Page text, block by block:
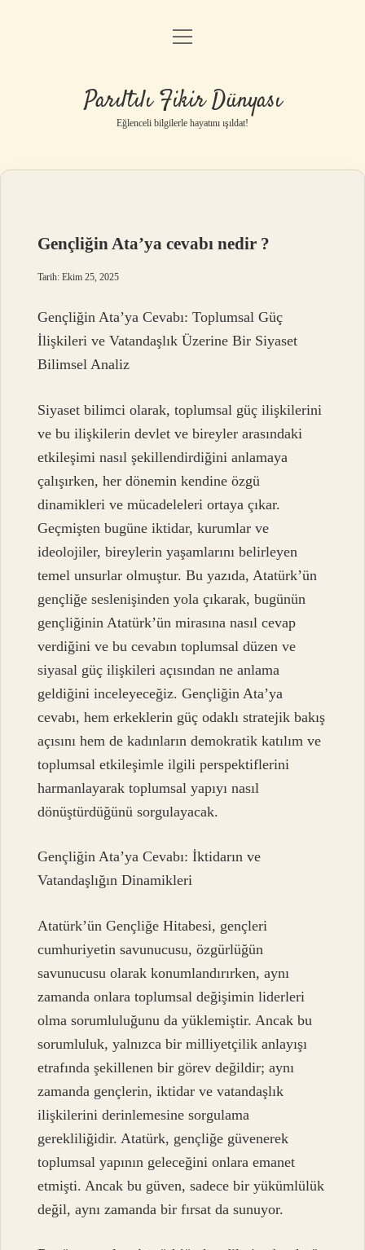
Anasayfa
Yasal Uyarı
menüyü
Parıltılı Fikir Dünyası
Eğlenceli bilgilerle hayatını ışıldat!
Gençliğin Ata’ya cevabı nedir ?
Tarih: Ekim 25, 2025
Gençliğin Ata’ya Cevabı: Toplumsal Güç
İlişkileri ve Vatandaşlık Üzerine Bir Siyaset
Bilimsel Analiz
Siyaset bilimci olarak, toplumsal güç ilişkilerini
ve bu ilişkilerin devlet ve bireyler arasındaki
etkileşimi nasıl şekillendirdiğini anlamaya
çalışırken, her dönemin kendine özgü
dinamikleri ve mücadeleleri ortaya çıkar.
Geçmişten bugüne iktidar, kurumlar ve
ideolojiler, bireylerin yaşamlarını belirleyen
temel unsurlar olmuştur. Bu yazıda, Atatürk’ün
gençliğe seslenişinden yola çıkarak, bugünün
gençliğinin Atatürk’ün mirasına nasıl cevap
verdiğini ve bu cevabın toplumsal düzen ve
siyasal güç ilişkileri açısından ne anlama
geldiğini inceleyeceğiz. Gençliğin Ata’ya
cevabı, hem erkeklerin güç odaklı stratejik bakış
açısını hem de kadınların demokratik katılım ve
toplumsal etkileşimle ilgili perspektiflerini
harmanlayarak toplumsal yapıyı nasıl
dönüştürdüğünü sorgulayacak.
Gençliğin Ata’ya Cevabı: İktidarın ve
Vatandaşlığın Dinamikleri
Atatürk’ün Gençliğe Hitabesi, gençleri
cumhuriyetin savunucusu, özgürlüğün
savunucusu olarak konumlandırırken, aynı
zamanda onlara toplumsal değişimin liderleri
olma sorumluluğunu da yüklemiştir. Ancak bu
sorumluluk, yalnızca bir milliyetçilik anlayışı
etrafında şekillenen bir görev değildir; aynı
zamanda gençlerin, iktidar ve vatandaşlık
ilişkilerini derinlemesine sorgulama
gerekliliğidir. Atatürk, gençliğe güvenerek
toplumsal yapının geleceğini onlara emanet
etmişti. Ancak bu güven, sadece bir yükümlülük
değil, aynı zamanda bir fırsat da sunuyor.